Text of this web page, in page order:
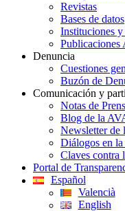
Revistas
Bases de datos
Instituciones y
Publicaciones
Denuncia
Cuestiones
Buzón de
Comunicación y
Notas de
Blog de la
Newsletter de
Diálogos en
Claves contra
Portal de
Español
Valencià
English